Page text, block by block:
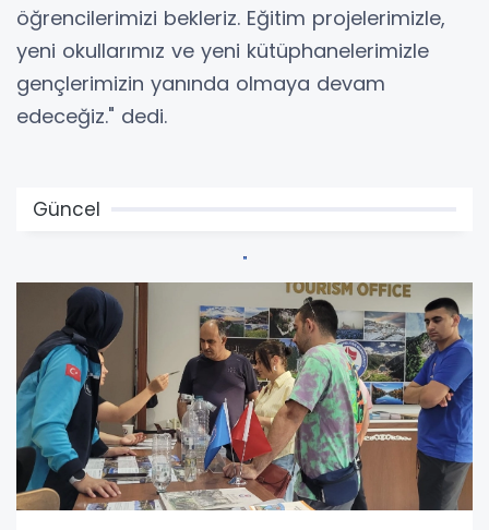
öğrencilerimizi bekleriz. Eğitim projelerimizle,
yeni okullarımız ve yeni kütüphanelerimizle
gençlerimizin yanında olmaya devam
edeceğiz." dedi.
Güncel